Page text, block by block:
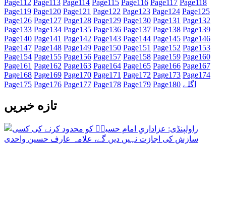
Page112 Page113 Page114 Page115 Page116 Page117 Page118
Page119 Page120 Page121 Page122 Page123 Page124 Page125
Page126 Page127 Page128 Page129 Page130 Page131 Page132
Page133 Page134 Page135 Page136 Page137 Page138 Page139
Page140 Page141 Page142 Page143 Page144 Page145 Page146
Page147 Page148 Page149 Page150 Page151 Page152 Page153
Page154 Page155 Page156 Page157 Page158 Page159 Page160
Page161 Page162 Page163 Page164 Page165 Page166 Page167
Page168 Page169 Page170 Page171 Page172 Page173 Page174
Page175 Page176 Page177 Page178 Page179 Page180 اگلے
تازه خبریں